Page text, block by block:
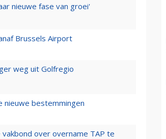
nieuwe fase van groei'
Brussels Airport
weg uit Golfregio
nieuwe bestemmingen
over overname TAP te